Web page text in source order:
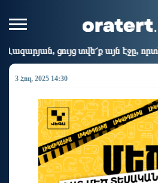
այն էջը, որտեղ գրված է Ուժեղ
3 Հուլ, 2025 14:30